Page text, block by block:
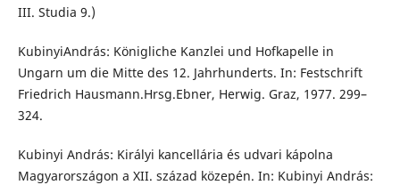
III. Studia 9.)
KubinyiAndrás: Königliche Kanzlei und Hofkapelle in
Ungarn um die Mitte des 12. Jahrhunderts. In: Festschrift
Friedrich Hausmann.Hrsg.Ebner, Herwig. Graz, 1977. 299–
324.
Kubinyi András: Királyi kancellária és udvari kápolna
Magyarországon a XII. század közepén. In: Kubinyi András: